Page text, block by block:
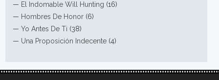
— El Indomable Will Hunting (16)
— Hombres De Honor (6)
—Yo Antes De Ti (38)
— Una Proposición Indecente (4)